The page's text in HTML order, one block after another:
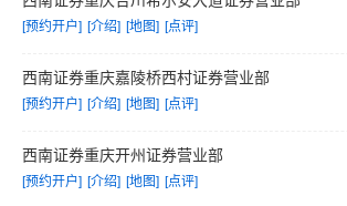
[预约开户] [介绍] [地图] [点评]
西南证券重庆嘉陵桥西村证券营业部
[预约开户] [介绍] [地图] [点评]
西南证券重庆开州证券营业部
[预约开户] [介绍] [地图] [点评]